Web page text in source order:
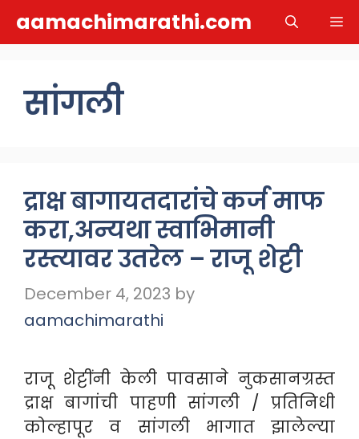
aamachimarathi.com
सांगली
द्राक्ष बागायतदारांचे कर्ज माफ
करा,अन्यथा स्वाभिमानी
रस्त्यावर उतरेल – राजू शेट्टी
December 4, 2023 by
aamachimarathi
राजू शेट्टींनी केली पावसाने नुकसानग्रस्त
द्राक्ष बागांची पाहणी सांगली / प्रतिनिधी
कोल्हापूर व सांगली भागात झालेल्या